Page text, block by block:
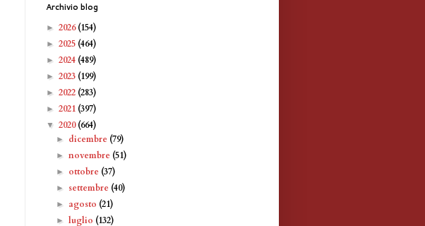
Archivio blog
► 2026(154)
► 2025 (464)
► 2024 (489)
► 2023 (199)
► 2022 (283)
► 2021 (397)
▼ 2020(664)
► dicembre (79)
►novembre (51)
► ottobre (37)
► settembre (40)
► agosto (21)
►luglio (132)